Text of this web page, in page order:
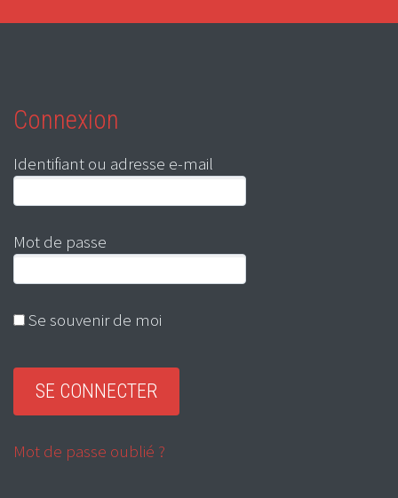
Connexion
Identifiant ou adresse e-mail
Mot de passe
Se souvenir de moi
Mot de passe oublié ?